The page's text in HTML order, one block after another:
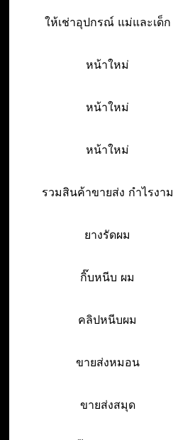
ให้เช่าอุปกรณ์ แม่และเด็ก
หน้าใหม่
หน้าใหม่
หน้าใหม่
รวมสินค้าขายส่ง กำไรงาม
ยางรัดผม
กิ๊บหนีบ ผม
คลิปหนีบผม
ขายส่งหมอน
ขายส่งสมุด